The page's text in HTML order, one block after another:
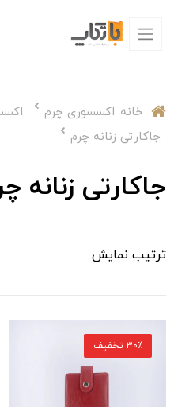
خانه اکسسوری چرم
جاکارتی زنانه چرم
جاکارتی زنانه
ترتیب نمایش
30٪ تخفیف